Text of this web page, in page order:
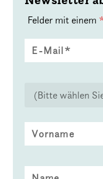
Felder mit einem